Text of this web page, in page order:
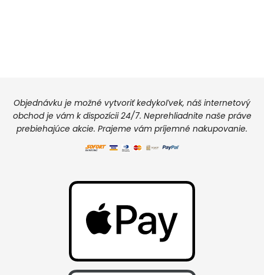
Objednávku je možné vytvoriť kedykoľvek, náš internetový
obchod je vám k dispozícii 24/7. Neprehliadnite naše práve
prebiehajúce akcie. Prajeme vám príjemné nakupovanie.